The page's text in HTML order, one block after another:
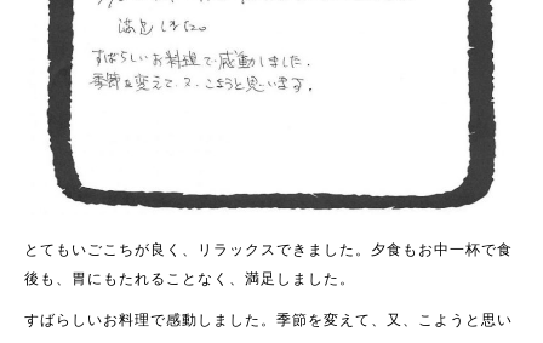
とてもいごこちが良く、リラックスできました。夕食もお中一杯で食
後も、胃にもたれることなく、満足しました。
すばらしいお料理で感動しました。季節を変えて、又、こようと思い